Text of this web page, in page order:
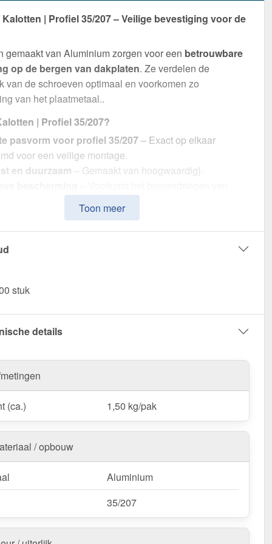
| Profiel 35/207 – Veilige bevestiging voor de
gemaakt van Aluminium zorgen voor een betrouwbare
op de bergen van dakplaten. Ze verdelen de
van de schroeven optimaal en voorkomen zo
van het plaatmetaal..
| Profiel 35/207?
pasvorm voor profiel 35/207– Exact op elkaar
voor een veilige montage.
en duurzaam – Gemaakt van hoogwaardig}.
de schroefpunten.
– 100 stuk in een set voor efficiënte
gecoördineerd
Kalotten | Profiel 35/207 - Veilig vastzetten & optimaal
Toon meer
stuk
details
(ca.) 1,50 kg/pak
/ opbouw
Aluminium
35/207